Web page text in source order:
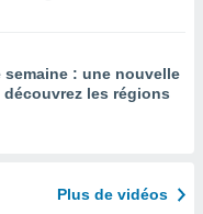
semaine : une nouvelle
les régions
Plus de vidéos